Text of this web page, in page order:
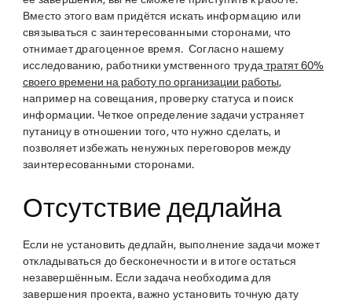
Вместо этого вам придётся искать информацию или
связываться с заинтересованными сторонами, что
отнимает драгоценное время. Согласно нашему
исследованию, работники умственного труда тратят 60%
своего времени на работу по организации работы,
например на совещания, проверку статуса и поиск
информации. Четкое определение задачи устраняет
путаницу в отношении того, что нужно сделать, и
позволяет избежать ненужных переговоров между
заинтересованными сторонами.
Отсутствие дедлайна
Если не установить дедлайн, выполнение задачи может
откладываться до бесконечности и в итоге остаться
незавершённым. Если задача необходима для
завершения проекта, важно установить точную дату